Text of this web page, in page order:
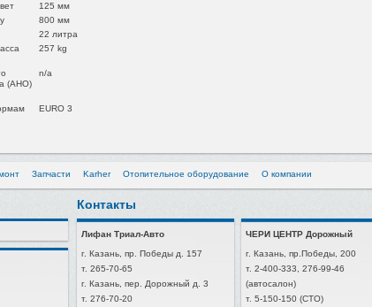
125 мм
800 мм
22 литра
257 kg
(AHO)
n/a
EURO 3
Запчасти Karher Отопительное оборудование О компании
Контакты
Лифан Триал-Авто
г. Казань, пр. Победы д. 157
т. 265-70-65
г. Казань, пер. Дорожный д. 3
т. 276-70-20
ЧЕРИ ЦЕНТР Дорожный
г. Казань, пр.Победы, 200
т. 2-400-333, 276-99-46
(автосалон)
т. 5-150-150 (СТО)